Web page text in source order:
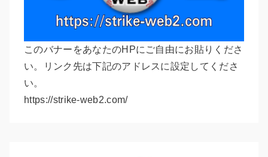
このバナーをあなたのHPにご自由にお貼りくださ
い。リンク先は下記のアドレスに設定してくださ
い。
https://strike-web2.com/